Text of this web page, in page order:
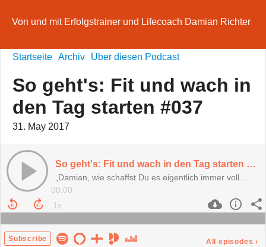
Von und mit Erfolgstrainer und Lifecoach Damian Richter
Startseite Archiv Über diesen Podcast
So geht's: Fit und wach in
den Tag starten #037
31. May 2017
So geht's: Fit und wach in den Tag starten #037
„Damian, wie schaffst Du es eigentlich immer voll…
00:00
Subscribe All episodes ›